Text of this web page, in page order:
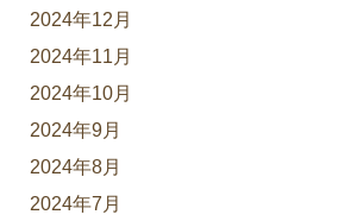
2024年12月
2024年11月
2024年10月
2024年9月
2024年8月
2024年7月